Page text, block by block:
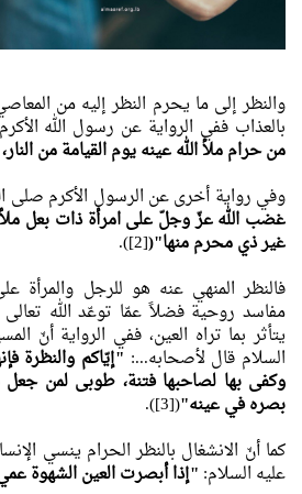
والنظر إلى ما يحرم النظر إليه من
بالعذاب ففي الرواية عن رسول الله
من حرام ملأ الله عينه يوم القيامة من
وفي رواية أخرى عن الرسول الأكرم صلى
غضب الله عزّ وجلّ على امرأة ذات بعل
غير ذي محرم منها"([2]).
فالنظر المنهي عنه هو للرجل والمرأة
مفاسد روحية فضلاً عمّا توعّد الله
يتأثر بما تراه العين، ففي الرواية أنّ
السلام قال لأصحابه...: "إيّاكم والنظرة
وكفى بها لصاحبها فتنة، طوبى لمن
بصره في عينه"([3]).
كما أنّ الانشغال بالنظر الحرام ينسي
عليه السلام: "إذا أبصرت العين الشهوة